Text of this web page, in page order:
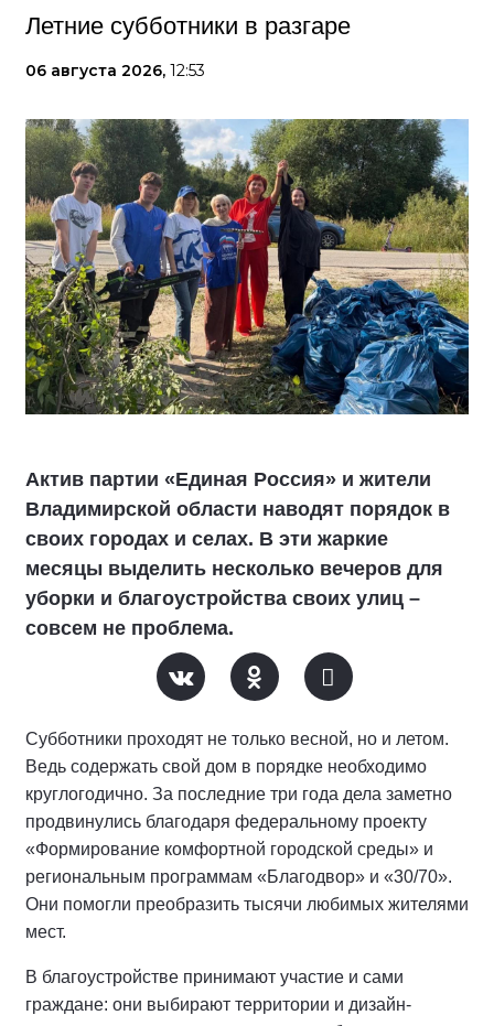
Летние субботники в разгаре
06 августа 2026, 12:53
Актив партии «Единая Россия» и жители
Владимирской области наводят порядок в
своих городах и селах. В эти жаркие
месяцы выделить несколько вечеров для
уборки и благоустройства своих улиц –
совсем не проблема.
Субботники проходят не только весной, но и летом.
Ведь содержать свой дом в порядке необходимо
круглогодично. За последние три года дела заметно
продвинулись благодаря федеральному проекту
«Формирование комфортной городской среды» и
региональным программам «Благодвор» и «30/70».
Они помогли преобразить тысячи любимых жителями
мест.
В благоустройстве принимают участие и сами
граждане: они выбирают территории и дизайн-